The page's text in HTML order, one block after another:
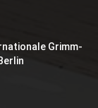
Grimm-